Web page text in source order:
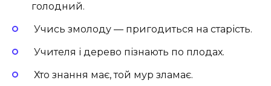
голодний.
Учись змолоду — пригодиться на старість.
Учителя і дерево пізнають по плодах.
Хто знання має, той мур зламає.